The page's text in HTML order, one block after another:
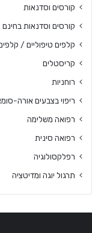
קורסים וסדנאות
קורסים וסדנאות בחינם
קלפים טיפוליים /
קריסטלים
רוחניות
ריפוי בצבעים אורה-
רפואה משלימה
רפואה סינית
רפלקסולוגיה
תרגול יוגה ומדיטציה